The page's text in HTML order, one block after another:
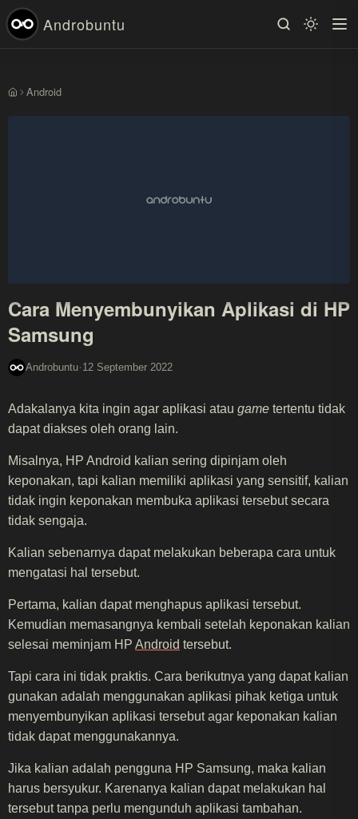
Androbuntu
BerandaAndroid
Cara Menyembunyikan Aplikasi di HP
Samsung
Androbuntu·12 September 2022
Adakalanya kita ingin agar aplikasi atau game tertentu tidak
dapat diakses oleh orang lain.
Misalnya, HP Android kalian sering dipinjam oleh
keponakan, tapi kalian memiliki aplikasi yang sensitif, kalian
tidak ingin keponakan membuka aplikasi tersebut secara
tidak sengaja.
Kalian sebenarnya dapat melakukan beberapa cara untuk
mengatasi hal tersebut.
Pertama, kalian dapat menghapus aplikasi tersebut.
Kemudian memasangnya kembali setelah keponakan kalian
selesai meminjam HP Android tersebut.
Tapi cara ini tidak praktis. Cara berikutnya yang dapat kalian
gunakan adalah menggunakan aplikasi pihak ketiga untuk
menyembunyikan aplikasi tersebut agar keponakan kalian
tidak dapat menggunakannya.
Jika kalian adalah pengguna HP Samsung, maka kalian
harus bersyukur. Karenanya kalian dapat melakukan hal
tersebut tanpa perlu mengunduh aplikasi tambahan.